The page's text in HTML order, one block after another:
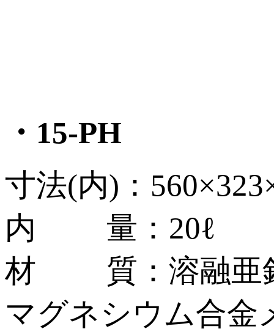
・15-PH
寸法(内)：
内 量：20ℓ
材 質：溶融亜
マグネシウム合金